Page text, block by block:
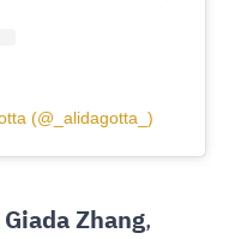
(@_alidagotta_)
Giada Zhang,